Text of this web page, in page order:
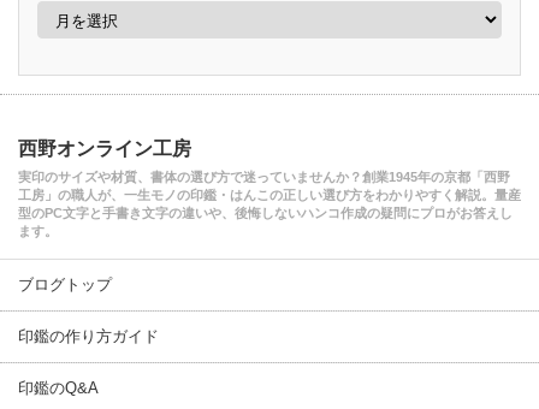
西野オンライン工房
実印のサイズや材質、書体の選び方で迷っていませんか？創業1945年の京都「西野
工房」の職人が、一生モノの印鑑・はんこの正しい選び方をわかりやすく解説。量産
型のPC文字と手書き文字の違いや、後悔しないハンコ作成の疑問にプロがお答えし
ます。
ブログトップ
印鑑の作り方ガイド
印鑑のQ&A